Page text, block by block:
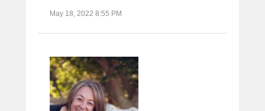
May 18, 2022 8:55 PM